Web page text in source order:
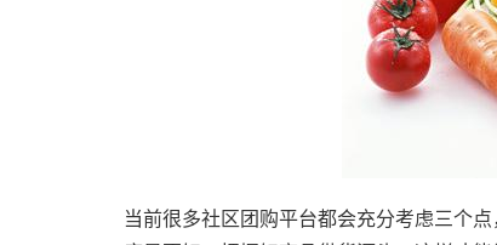
当前很多社区团购平台都会充分考虑三个